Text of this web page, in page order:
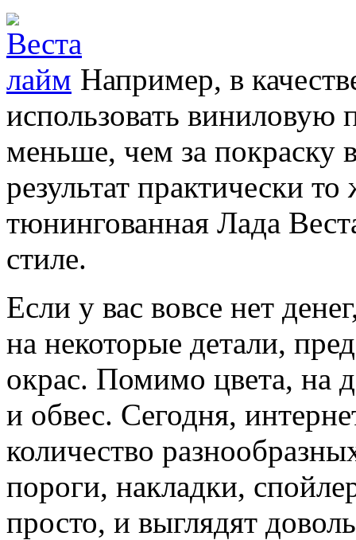
Например, в
использовать виниловую
меньше, чем за покраску
результат практически
тюнингованная Лада
стиле.
Если у вас вовсе нет
на некоторые детали,
окрас. Помимо цвета, на
и обвес. Сегодня,
количество
пороги, накладки,
просто, и выглядят